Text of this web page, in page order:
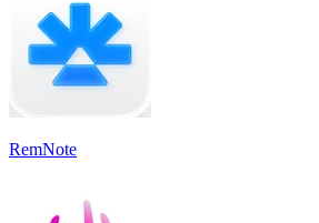
RemNote